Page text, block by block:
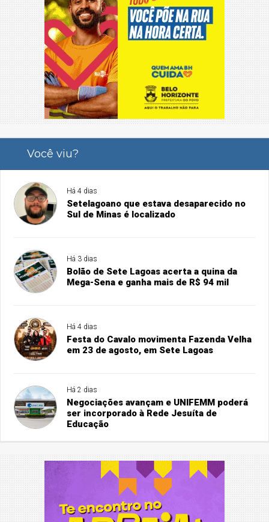
Você viu?
Há 4 dias
Setelagoano que estava desaparecido no
Sul de Minas é localizado
Há 3 dias
Bolão de Sete Lagoas acerta a quina da
Mega-Sena e ganha mais de R$ 94 mil
Há 4 dias
Festa do Cavalo movimenta Fazenda Velha
em 23 de agosto, em Sete Lagoas
Há 2 dias
Negociações avançam e UNIFEMM poderá
ser incorporado à Rede Jesuíta de
Educação